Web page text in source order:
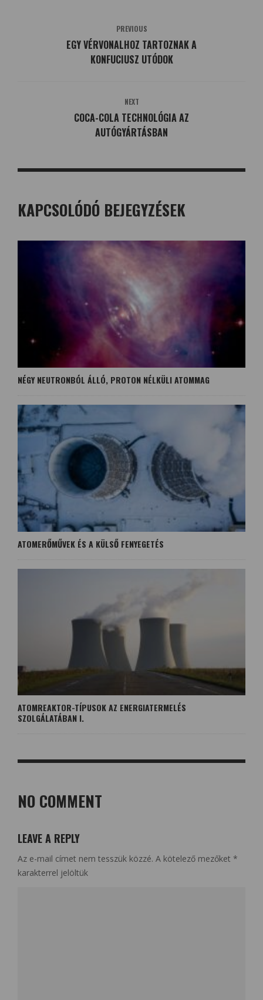
PREVIOUS
EGY VÉRVONALHOZ TARTOZNAK A
KONFUCIUSZ UTÓDOK
NEXT
COCA-COLA TECHNOLÓGIA AZ
AUTÓGYÁRTÁSBAN
KAPCSOLÓDÓ BEJEGYZÉSEK
NÉGY NEUTRONBÓL ÁLLÓ, PROTON NÉLKÜLI ATOMMAG
ATOMERŐMŰVEK ÉS A KÜLSŐ FENYEGETÉS
ATOMREAKTOR-TÍPUSOK AZ ENERGIATERMELÉS
SZOLGÁLATÁBAN I.
NO COMMENT
LEAVE A REPLY
Az e-mail címet nem tesszük közzé. A kötelező mezőket *
karakterrel jelöltük